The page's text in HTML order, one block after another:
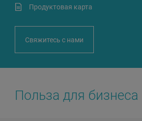
Продуктовая карта
Свяжитесь с нами
Польза для бизнеса